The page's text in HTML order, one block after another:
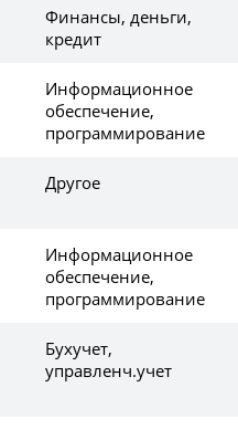
Финансы, деньги,
кредит
Информационное
обеспечение,
программирование
Другое
Информационное
обеспечение,
программирование
Бухучет,
управленч.учет